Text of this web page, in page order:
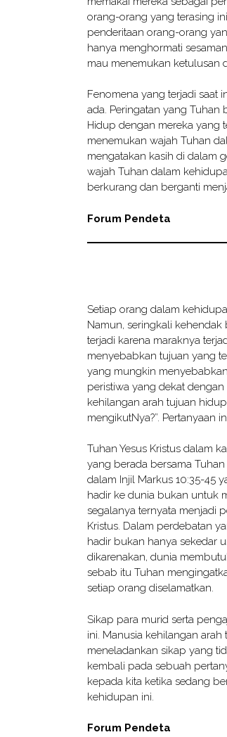
orang-orang yang terasing
penderitaan orang-orang
hanya menghormati
mau menemukan ketulusan
Fenomena yang terjadi saat
ada. Peringatan yang
Hidup dengan mereka yang
menemukan wajah Tuhan
mengatakan kasih di dalam
wajah Tuhan dalam
berkurang dan berganti
Forum Pendeta
Setiap orang dalam
Namun, seringkali
terjadi karena maraknya
menyebabkan tujuan yang
yang mungkin
peristiwa yang dekat
kehilangan arah tujuan
mengikutNya?”. Pertanyaan
Tuhan Yesus Kristus dalam
yang berada bersama
dalam Injil Markus 10:35-45
hadir ke dunia bukan untuk
segalanya ternyata menjadi
Kristus. Dalam perdebatan
hadir bukan hanya sekedar
dikarenakan, dunia
sebab itu Tuhan
setiap orang diselamatkan.
Sikap para murid serta
ini. Manusia kehilangan
meneladankan sikap yang
kembali pada sebuah
kepada kita ketika sedang
kehidupan ini.
Forum Pendeta